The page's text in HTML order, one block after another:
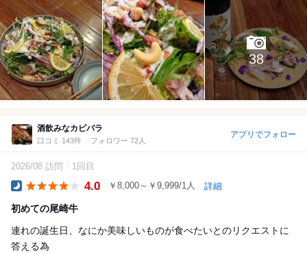
38
酒飲みなカピバラ
口コミ 143件 フォロワー 72人
アプリでフォロー
2026/08 訪問 1回目
4.0 ￥8,000～￥9,999/1人 詳細
初めての尾崎牛
連れの誕生日、なにか美味しいものが食べたいとのリクエストに
答える為